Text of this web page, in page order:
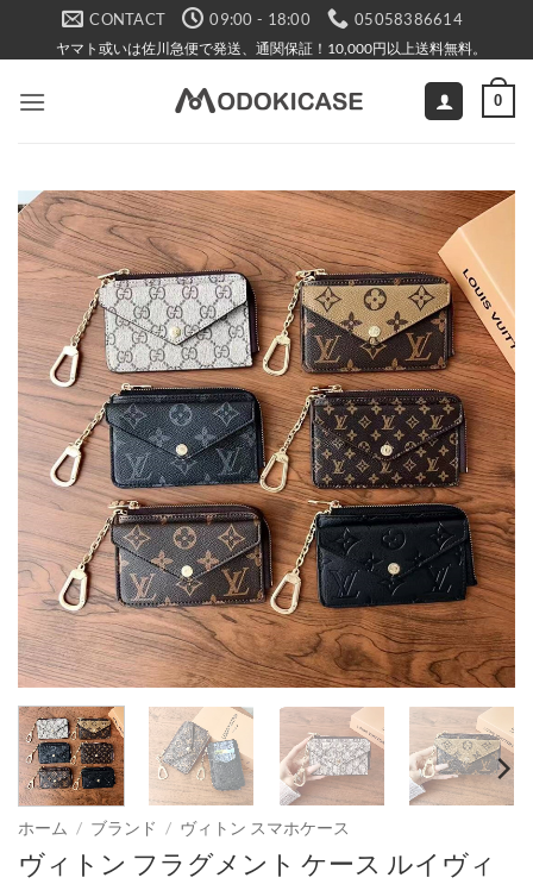
CONTACT 09:00 - 18:00 05058386614
ヤマト或いは佐川急便で発送、通関保証！10,000円以上送料無料。
0
ホーム / ブランド / ヴィトン スマホケース
ヴィトン フラグメント ケース ルイヴィ